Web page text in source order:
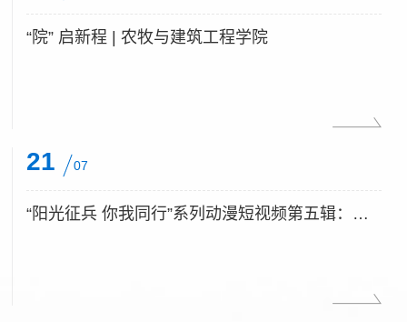
“院” 启新程 | 农牧与建筑工程学院
21 07
“阳光征兵 你我同行”系列动漫短视频第五辑：廉洁纪律